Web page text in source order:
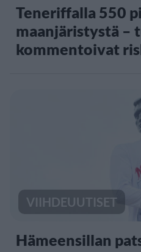
Teneriffalla 550
maanjäristystä –
kommentoivat
VIIHDEUUTISET
Hämeensillan